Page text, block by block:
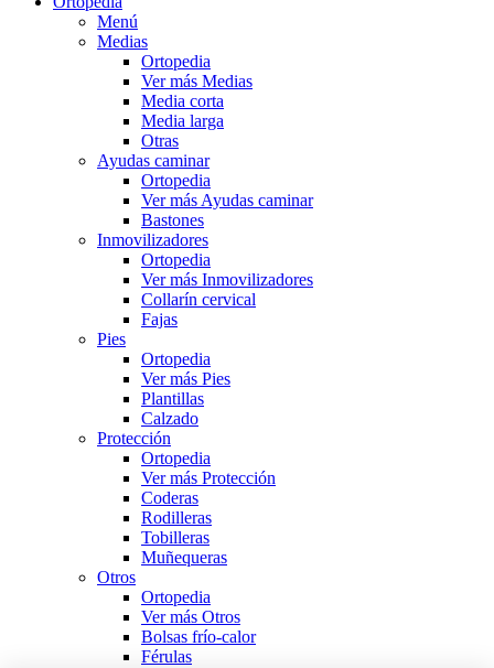
Menú
Medias
Ortopedia
Ver más Medias
Media corta
Media larga
Otras
Ayudas caminar
Ortopedia
Ver más Ayudas caminar
Bastones
Inmovilizadores
Ortopedia
Ver más Inmovilizadores
Collarín cervical
Fajas
Pies
Ortopedia
Ver más Pies
Plantillas
Calzado
Protección
Ortopedia
Ver más Protección
Coderas
Rodilleras
Tobilleras
Muñequeras
Otros
Ortopedia
Ver más Otros
Bolsas frío-calor
Férulas